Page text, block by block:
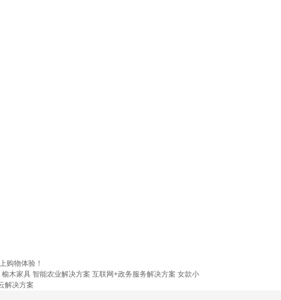
购物体验！
榆木家具 智能农业解决方案 互联网+政务服务解决方案 女款小
解决方案